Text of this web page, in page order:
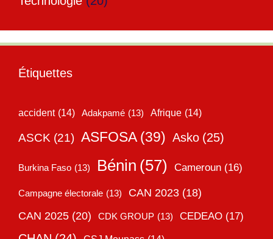
Étiquettes
accident (14) Adakpamé (13) Afrique (14)
ASCK (21) ASFOSA (39) Asko (25)
Burkina Faso (13) Bénin (57) Cameroun (16)
Campagne électorale (13) CAN 2023 (18)
CAN 2025 (20) CDK GROUP (13) CEDEAO (17)